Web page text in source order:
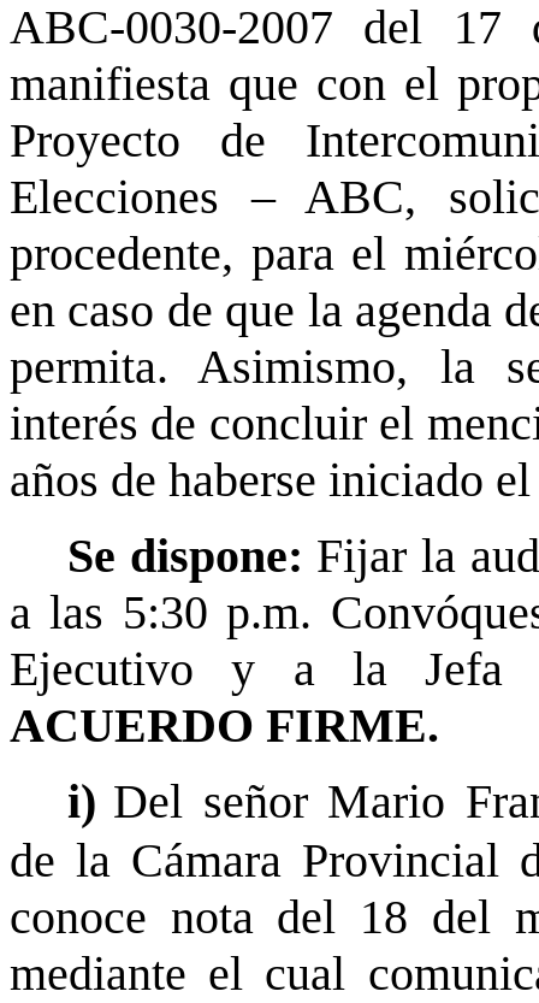
ABC-0030-2007 del
manifiesta que con el
Proyecto de
Elecciones – ABC,
procedente, para el
en caso de que la agenda
permita. Asimismo, la
interés de concluir el
años de haberse iniciado
Se dispone: Fijar la
a las 5:30 p.m.
Ejecutivo y a la Jefa
ACUERDO FIRME.
i) Del señor Mario
de la Cámara Provincial
conoce nota del 18 del
mediante el cual